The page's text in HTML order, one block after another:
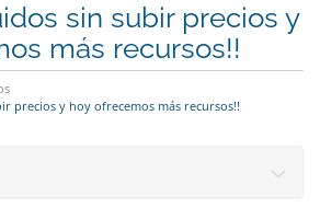
sin subir precios y
más recursos!!
precios y hoy ofrecemos más recursos!!